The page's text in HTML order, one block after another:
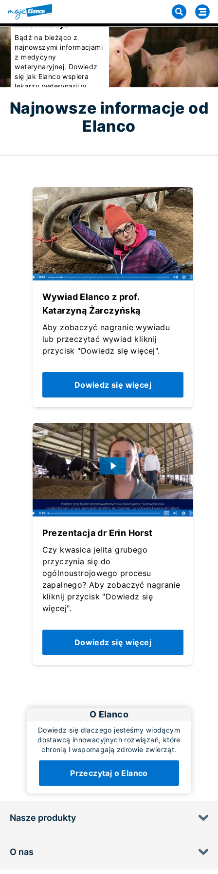
Najważniejsze
informacje
Bądź na bieżąco z
najnowszymi informacjami
z medycyny
weterynaryjnej. Dowiedz
się jak Elanco wspiera
lekarzy weterynarii w
Najnowsze informacje od
Elanco
Wywiad Elanco z prof.
Katarzyną Żarczyńską
Aby zobaczyć nagranie wywiadu
lub przeczytać wywiad kliknij
przycisk "Dowiedz się więcej".
Dowiedz się więcej
Prezentacja dr Erin Horst
Czy kwasica jelita grubego
przyczynia się do
ogólnoustrojowego procesu
zapalnego? Aby zobaczyć nagranie
kliknij przycisk "Dowiedz się
więcej".
Dowiedz się więcej
O Elanco
Dowiedz się dlaczego jesteśmy wiodącym
dostawcą innowacyjnych rozwiązań, które
chronią i wspomagają zdrowie zwierząt.
Przeczytaj o Elanco
Nasze produkty
O nas